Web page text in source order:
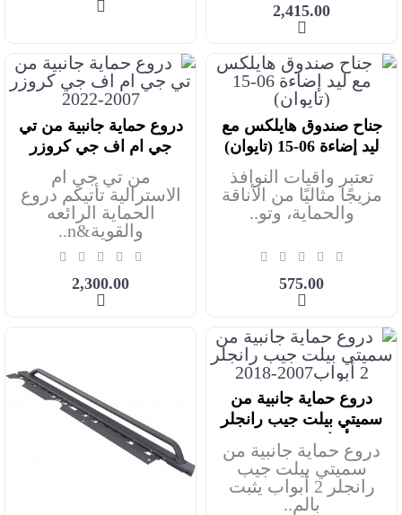
2,415.00
أضف للعربة
جناح صندوق هايلكس مع
ليد إضاءة 06-15 (تايوان)
تعتبر واقيات النوافذ
مزيجًا مثاليًا من الأناقة
والحماية، وتو..
575.00
أضف للعربة
دروع حماية جانبية من تي
جي ام اف جي كروزر
من تي جي ام
الاسترالية تأتيكم دروع
الحماية الرائعه
والقوية&n..
2,300.00
أضف للعربة
دروع حماية جانبية من
سميتي بيلت جيب رانجلر
دروع حماية جانبية من
سميتي بيلت جيب
رانجلر 2 أبواب يثبت
بالم..